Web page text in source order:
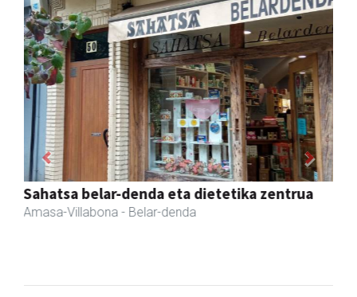
Amasa-Villabonako Udala
Amasa-Villabona - Udaletxeak
Previous Next